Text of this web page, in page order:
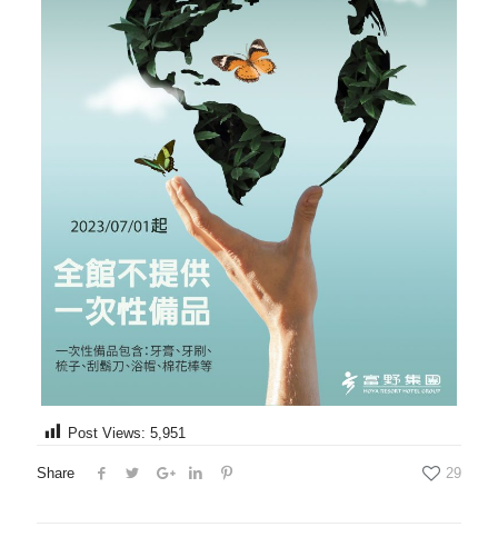
Post Views: 5,951
Share 29